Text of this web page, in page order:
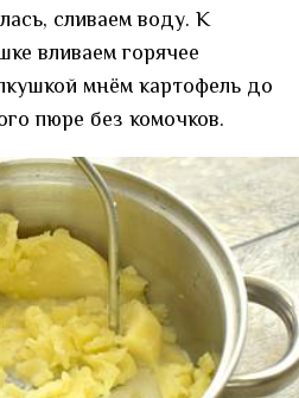
сливаем воду. К
вливаем горячее
мнём картофель до
пюре без комочков.